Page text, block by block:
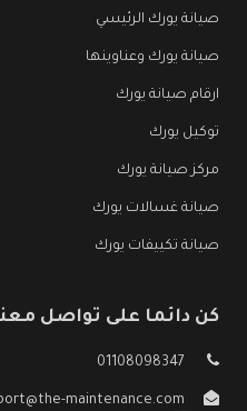
صيانة يورك الرئيسي
صيانة يورك وعناوينها
ارقام صيانة يورك
توكيل يورك
مركز صيانة يورك
صيانة غسالات يورك
صيانة تكييفات يورك
كن دائما على تواصل
01108098347
maintenance.com